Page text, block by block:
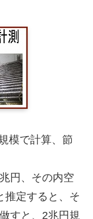
模で計算、節
円、その内空
推定すると、そ
すと、2兆円規